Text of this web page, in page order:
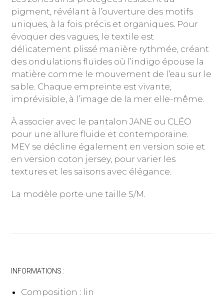
pigment, révélant à l’ouverture des motifs
uniques, à la fois précis et organiques. Pour
évoquer des vagues, le textile est
délicatement plissé manière rythmée, créant
des ondulations fluides où l’indigo épouse la
matière comme le mouvement de l’eau sur le
sable. Chaque empreinte est vivante,
imprévisible, à l’image de la mer elle-même.
À associer avec le pantalon JANE ou CLÉO
pour une allure fluide et contemporaine.
MEY se décline également en version soie et
en version coton jersey, pour varier les
textures et les saisons avec élégance.
La modèle porte une taille S/M.
INFORMATIONS :
Composition : lin